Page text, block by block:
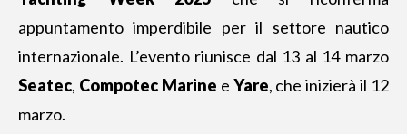
appuntamento imperdibile per il settore nautico
internazionale. L’evento riunisce dal 13 al 14 marzo
Seatec, Compotec Marine e Yare, che inizierà il 12
marzo.